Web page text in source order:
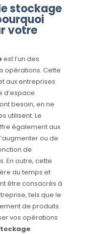
stockage
votre
est l’un des
opérations. Cette
aux entreprises
d’espace
besoin, en ne
utilisent. Le
également aux
ou de
de
En outre, cette
du temps et
être consacrés à
tels que le
de produits.
vos opérations